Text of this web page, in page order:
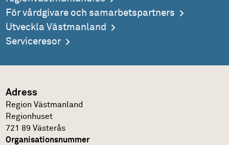
För vårdgivare och samarbetspartners
Utveckla Västmanland
Serviceresor
Adress
Region Västmanland
Regionhuset
721 89 Västerås
Organisationsnummer